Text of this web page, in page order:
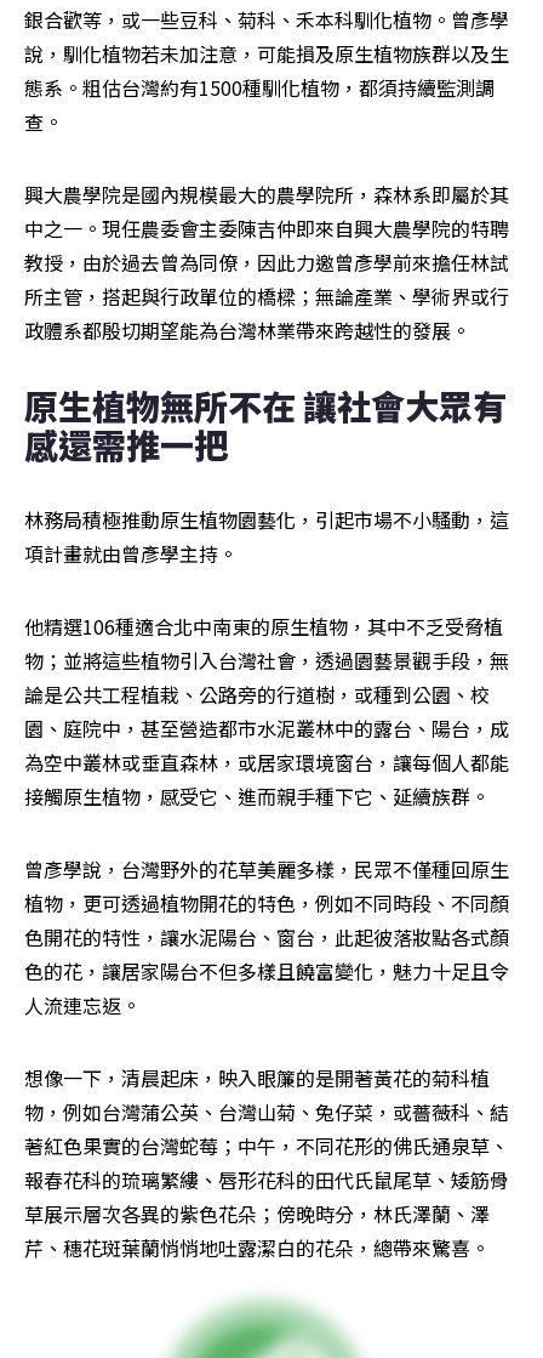
銀合歡等，或一些豆科、菊科、禾本科馴化植物。曾彥學
說，馴化植物若未加注意，可能損及原生植物族群以及生
態系。粗估台灣約有1500種馴化植物，都須持續監測調
查。
興大農學院是國內規模最大的農學院所，森林系即屬於其
中之一。現任農委會主委陳吉仲即來自興大農學院的特聘
教授，由於過去曾為同僚，因此力邀曾彥學前來擔任林試
所主管，搭起與行政單位的橋樑；無論產業、學術界或行
政體系都殷切期望能為台灣林業帶來跨越性的發展。
原生植物無所不在 讓社會大眾有
感還需推一把
林務局積極推動原生植物園藝化，引起市場不小騷動，這
項計畫就由曾彥學主持。
他精選106種適合北中南東的原生植物，其中不乏受脅植
物；並將這些植物引入台灣社會，透過園藝景觀手段，無
論是公共工程植栽、公路旁的行道樹，或種到公園、校
園、庭院中，甚至營造都市水泥叢林中的露台、陽台，成
為空中叢林或垂直森林，或居家環境窗台，讓每個人都能
接觸原生植物，感受它、進而親手種下它、延續族群。
曾彥學說，台灣野外的花草美麗多樣，民眾不僅種回原生
植物，更可透過植物開花的特色，例如不同時段、不同顏
色開花的特性，讓水泥陽台、窗台，此起彼落妝點各式顏
色的花，讓居家陽台不但多樣且饒富變化，魅力十足且令
人流連忘返。
想像一下，清晨起床，映入眼簾的是開著黃花的菊科植
物，例如台灣蒲公英、台灣山菊、兔仔菜，或薔薇科、結
著紅色果實的台灣蛇莓；中午，不同花形的佛氏通泉草、
報春花科的琉璃繁縷、唇形花科的田代氏鼠尾草、矮筋骨
草展示層次各異的紫色花朵；傍晚時分，林氏澤蘭、澤
芹、穗花斑葉蘭悄悄地吐露潔白的花朵，總帶來驚喜。